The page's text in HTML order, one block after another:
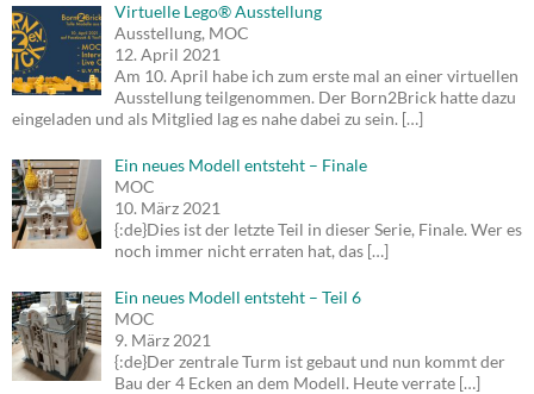
Virtuelle Lego® Ausstellung
Ausstellung, MOC
12. April 2021
Am 10. April habe ich zum erste mal an einer virtuellen
Ausstellung teilgenommen. Der Born2Brick hatte dazu
eingeladen und als Mitglied lag es nahe dabei zu sein. […]
Ein neues Modell entsteht – Finale
MOC
10. März 2021
{:de}Dies ist der letzte Teil in dieser Serie, Finale. Wer es
noch immer nicht erraten hat, das […]
Ein neues Modell entsteht – Teil 6
MOC
9. März 2021
{:de}Der zentrale Turm ist gebaut und nun kommt der
Bau der 4 Ecken an dem Modell. Heute verrate […]